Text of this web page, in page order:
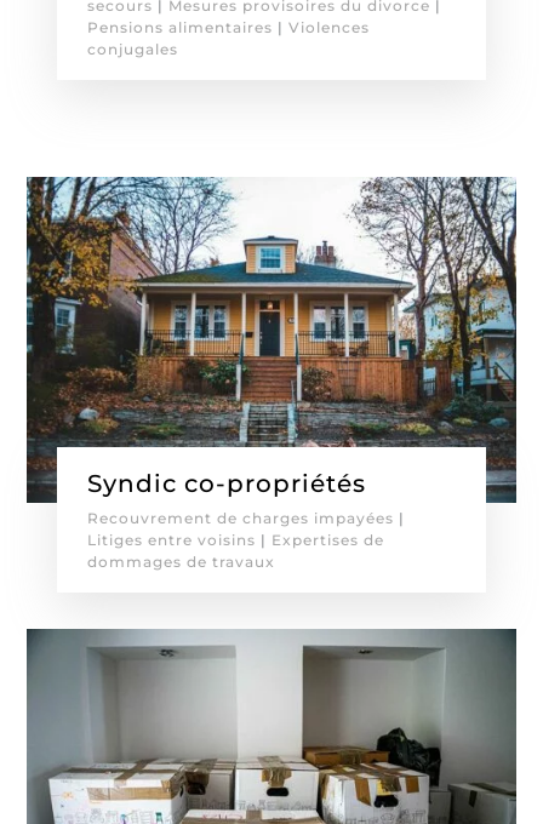
secours | Mesures provisoires du divorce |
Pensions alimentaires | Violences
conjugales
Syndic co-propriétés
Recouvrement de charges impayées |
Litiges entre voisins | Expertises de
dommages de travaux